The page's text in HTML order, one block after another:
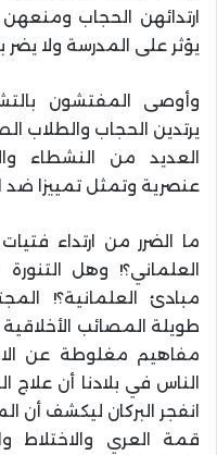
ارتدائهن الحجاب
يؤثر على المدرسة ولا يضر
وأوصى المفتشون
يرتدين الحجاب والطلاب
العديد من النشطاء
عنصرية وتمثل تمييزا ضد
ما الضرر من ارتداء
العلماني؟! وهل
مبادئ العلمانية؟!
طويلة المصائب
مفاهيم مغلوطة عن
الناس في بلادنا أن
انفجر البركان ليكشف أن
قمة العري والاختلاط